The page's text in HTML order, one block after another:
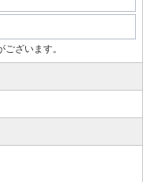
ざいます。